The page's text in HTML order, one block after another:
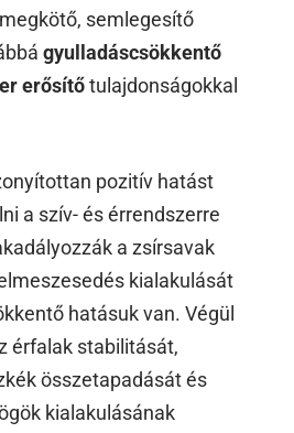
semlegesítő
gyulladáscsökkentő
erősítőtulajdonságokkal
pozitív hatást
a szív- és érrendszerre
a zsírsavak
kialakulását
hatásuk van. Végül
érfalak stabilitását,
összetapadását és
kialakulásának